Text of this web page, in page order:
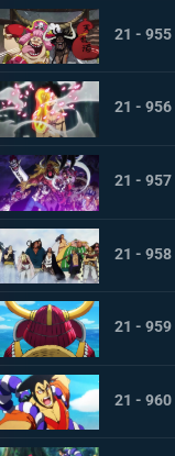
21 - 955
21 - 956
21 - 957
21 - 958
21 - 959
21 - 960